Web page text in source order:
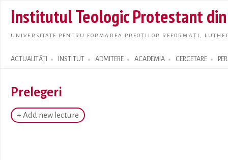
main
Institutul Teologic Protestant
UNIVERSITATE PENTRU FORMAREA PREOȚILOR REFORMAȚI,
ACTUALITĂȚI INSTITUT ADMITERE ACADEMIA CERCETARE
Search form
Prelegeri
+ Add new lecture